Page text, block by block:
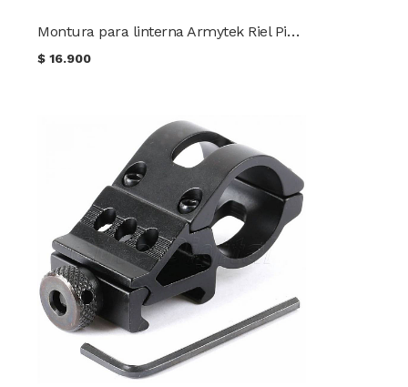
Montura para linterna Armytek Riel Picatinny AWM-06
$16.900